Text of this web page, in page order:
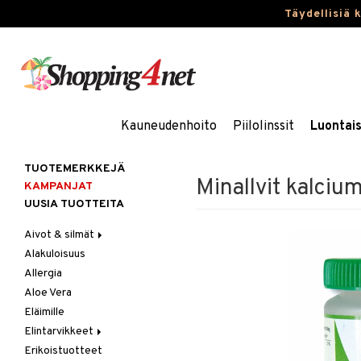
Täydellisiä
Kauneudenhoito Piilolinssit
Minallvit kalcium
TUOTEMERKKEJÄ
KAMPANJAT
UUSIA TUOTTEITA
Aivot & silmät
Muisti
Rasvahapot
Silmät
Alakuloisuus
Allergia
Aloe Vera
Eläimille
Elintarvikkeet
Hedelmät & pähkinät
Erikoistuotteet